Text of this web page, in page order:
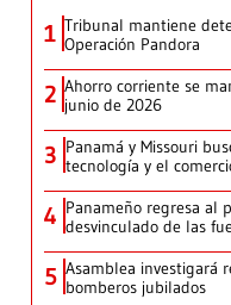
1 Tribunal mantiene
Operación Pandora
2 Ahorro corriente se
junio de 2026
3 Panamá y Missouri
tecnología y el
4 Panameño regresa al
desvinculado de las
5 Asamblea investigará
bomberos jubilados